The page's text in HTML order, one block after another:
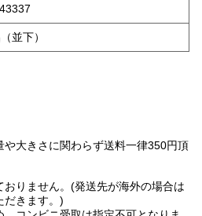
並下）
大きさに関わらず送料一律350円頂
りません。(発送先が海外の場合は
だきます。)